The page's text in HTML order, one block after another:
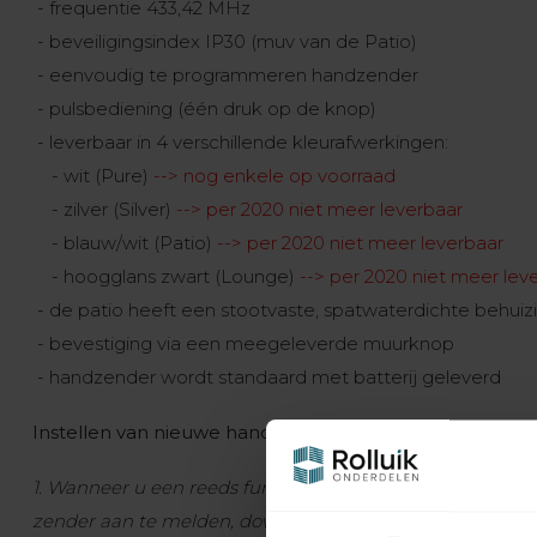
- frequentie 433,42 MHz
- beveiligingsindex IP30 (muv van de Patio)
- eenvoudig te programmeren handzender
- pulsbediening (één druk op de knop)
- leverbaar in 4 verschillende kleurafwerkingen:
- wit (Pure) --> nog enkele op voorraad
- zilver (Silver) --> per 2020 niet meer leverbaar
- blauw/wit (Patio) --> per 2020 niet meer leverbaar
- hoogglans zwart (Lounge) --> per 2020 niet meer
- de patio heeft een stootvaste, spatwaterdichte
- bevestiging via een meegeleverde muurknop
- handzender wordt standaard met batterij geleverd
Instellen van nieuwe handzender op een Somfy RTS
1. Wanneer u een reeds functionerende handzender
zender aan te melden, download hier de handleiding